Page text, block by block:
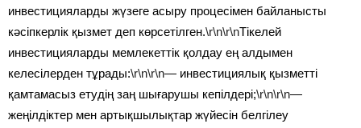
инвестицияларды жүзеге асыру процесімен байланысты
кәсіпкерлік қызмет деп көрсетілген.\r\n\r\nТікелей
инвестицияларды мемлекеттік қолдау ең алдымен
келесілерден тұрады:\r\n\r\n— инвестициялық қызметті
қамтамасыз етудің заң шығарушы кепілдері;\r\n\r\n—
жеңілдіктер мен артықшылықтар жүйесін белгілеу